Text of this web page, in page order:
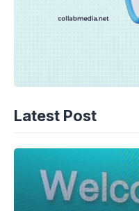
Latest Post